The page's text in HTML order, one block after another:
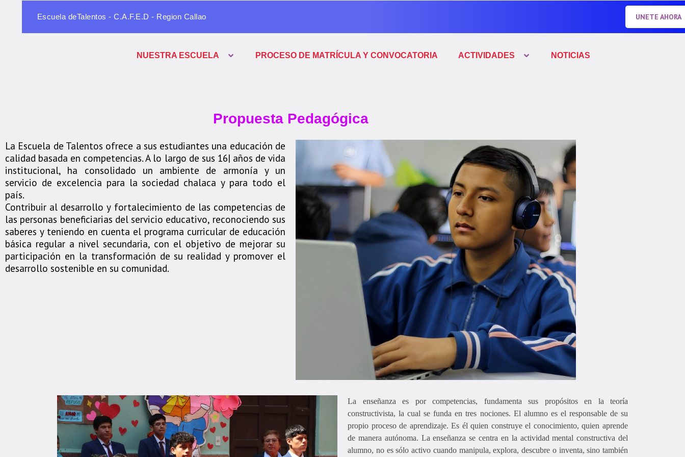
Escuela deTalentos - C.A.F.E.D - Region Callao UNETE AHORA
NUESTRA ESCUELA PROCESO DE MATRÍCULA Y CONVOCATORIA ACTIVIDADES NOTICIAS
Propuesta Pedagógica
La Escuela de Talentos ofrece a sus estudiantes una educación de
calidad basada en competencias. A lo largo de sus 16| años de vida
institucional, ha consolidado un ambiente de armonía y un
servicio de excelencia para la sociedad chalaca y para todo el
país.
Contribuir al desarrollo y fortalecimiento de las competencias de
las personas beneficiarias del servicio educativo, reconociendo sus
saberes y teniendo en cuenta el programa curricular de educación
básica regular a nivel secundaria, con el objetivo de mejorar su
participación en la transformación de su realidad y promover el
desarrollo sostenible en su comunidad.
La enseñanza es por competencias, fundamenta sus propósitos en la teoría
constructivista, la cual se funda en tres nociones. El alumno es el responsable de su
propio proceso de aprendizaje. Es él quien construye el conocimiento, quien aprende
de manera autónoma. La enseñanza se centra en la actividad mental constructiva del
alumno, no es sólo activo cuando manipula, explora, descubre o inventa, sino también